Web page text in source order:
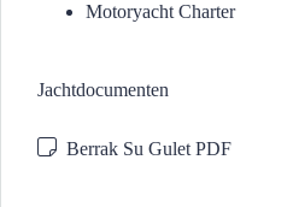
Motoryacht Charter
Jachtdocumenten
Berrak Su Gulet PDF